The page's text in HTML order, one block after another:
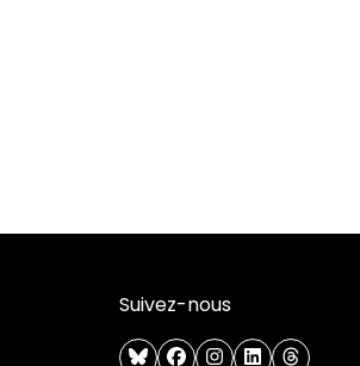
Suivez-nous
blueskyfacebook
instagram
linkedinthreads